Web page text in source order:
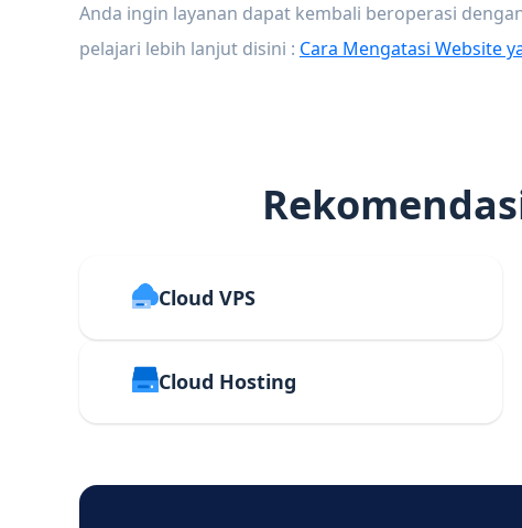
Anda ingin layanan dapat kembali beroperasi
pelajari lebih lanjut disini : Cara Mengatasi Website
Cloud VPS
Cloud Hosting